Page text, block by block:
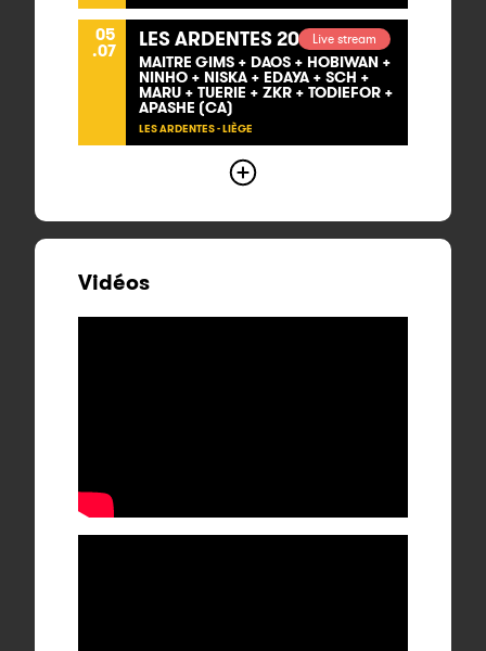
05
.07 LES ARDENTES 2025
MAITRE GIMS + DAOS + HOBIWAN +
NINHO + NISKA + EDAYA + SCH +
MARU + TUERIE + ZKR + TODIEFOR +
APASHE (CA)
LES ARDENTES - LIÈGE
Live stream
Vidéos